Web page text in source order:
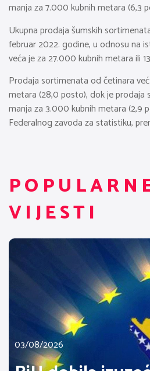
manja za 7.000 kubnih metara (6,3
Ukupna prodaja šumskih
februar 2022. godine, u odnosu na
veća je za 27.000 kubnih metara ili
Prodaja sortimenata od četinara
metara (28,0 posto), dok je prodaja
manja za 3.000 kubnih metara (2,9
Federalnog zavoda za statistiku,
VIJESTI
03/08/2026